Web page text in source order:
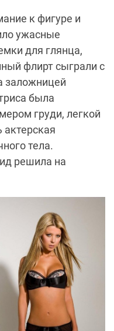
к фигуре и
ужасные
для глянца,
флирт сыграли с
заложницей
была
груди, легкой
тела.
решила на